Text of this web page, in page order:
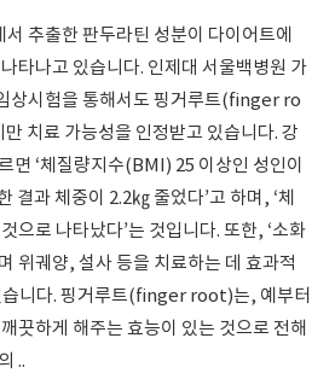
추출한 판두라틴 성분이 다이어트에
타나고 있습니다. 인제대 서울백병원 가
상시험을 통해서도 핑거루트(finger ro
치료 가능성을 인정받고 있습니다. 강
면 ‘체질량지수(BMI) 25 이상인 성인이
결과 체중이 2.2㎏ 줄었다’고 하며, ‘체
으로 나타났다’는 것입니다. 또한, ‘소화
위궤양, 설사 등을 치료하는 데 효과적
습니다. 핑거루트(finger root)는, 예부터
끗하게 해주는 효능이 있는 것으로 전해
..